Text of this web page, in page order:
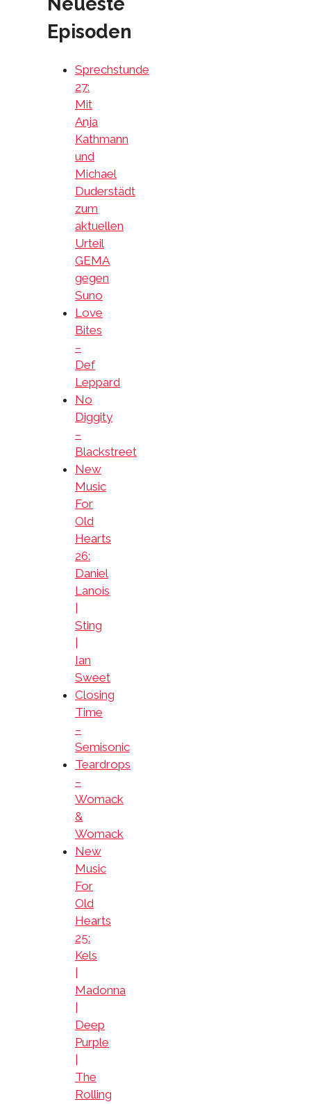
Episoden
Sprechstunde
27:
Mit
Anja
Kathmann
und
Michael
Duderstädt
zum
aktuellen
Urteil
GEMA
gegen
Suno
Love
Bites
–
Def
Leppard
No
Diggity
–
Blackstreet
New
Music
For
Old
Hearts
26:
Daniel
Lanois
Sting
Ian
Sweet
Closing
Time
–
Semisonic
Teardrops
–
Womack
&
Womack
New
Music
For
Old
Hearts
25:
Kels
Madonna
Deep
Purple
The
Rolling